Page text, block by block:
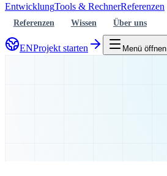
EntwicklungTools & RechnerReferenzen
Referenzen Wissen Über uns
ENProjekt starten Menü öffnen